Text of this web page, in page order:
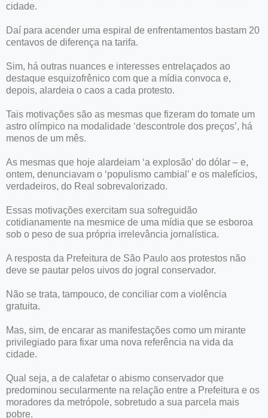
cidade.
Daí para acender uma espiral de enfrentamentos bastam 20
centavos de diferença na tarifa.
Sim, há outras nuances e interesses entrelaçados ao
destaque esquizofrênico com que a mídia convoca e,
depois, alardeia o caos a cada protesto.
Tais motivações são as mesmas que fizeram do tomate um
astro olímpico na modalidade ‘descontrole dos preços’, há
menos de um mês.
As mesmas que hoje alardeiam ‘a explosão’ do dólar – e,
ontem, denunciavam o ‘populismo cambial’ e os malefícios,
verdadeiros, do Real sobrevalorizado.
Essas motivações exercitam sua sofreguidão
cotidianamente na mesmice de uma mídia que se esboroa
sob o peso de sua própria irrelevância jornalística.
A resposta da Prefeitura de São Paulo aos protestos não
deve se pautar pelos uivos do jogral conservador.
Não se trata, tampouco, de conciliar com a violência
gratuita.
Mas, sim, de encarar as manifestações como um mirante
privilegiado para fixar uma nova referência na vida da
cidade.
Qual seja, a de calafetar o abismo conservador que
predominou secularmente na relação entre a Prefeitura e os
moradores da metrópole, sobretudo a sua parcela mais
pobre.